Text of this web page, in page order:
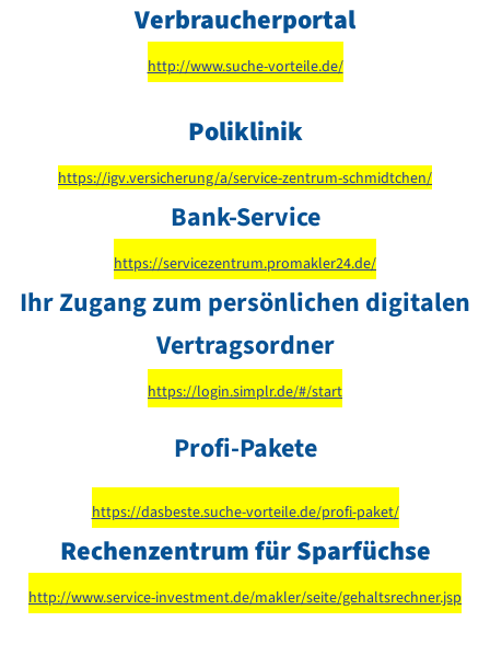
Verbraucherportal
http://www.suche-vorteile.de/
Poliklinik
https://igv.versicherung/a/service-zentrum-schmidtchen/
Bank-Service
https://servicezentrum.promakler24.de/
Ihr Zugang zum persönlichen digitalen
Vertragsordner
https://login.simplr.de/#/start
Profi-Pakete
https://dasbeste.suche-vorteile.de/profi-paket/
Rechenzentrum für Sparfüchse
http://www.service-investment.de/makler/seite/gehaltsrechner.jsp